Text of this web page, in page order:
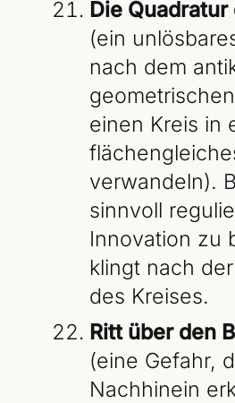
Die
(ein
nach dem
einen Kreis in
verwandeln).
sinnvoll
Innovation zu
klingt nach
des Kreises.
Ritt über den
(eine Gefahr,
Nachhinein